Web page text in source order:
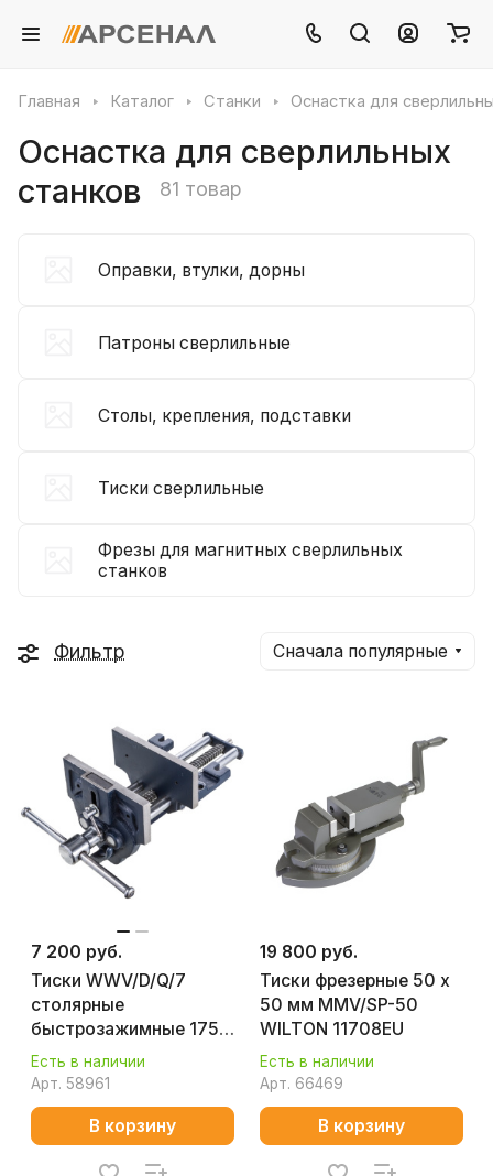
Главная Каталог Станки Оснастка для
Оснастка для сверлильных
станков
81 товар
Оправки, втулки, дорны
Патроны сверлильные
Столы, крепления, подставки
Тиски сверлильные
Фрезы для магнитных сверлильных
станков
Фильтр Сначала популярные
7 200 руб.
Тиски WWV/D/Q/7
столярные
быстрозажимные 175
мм (ст.арт. GR39007)
65020EU
Есть в наличии
Арт. 58961
В корзину
19 800 руб.
Тиски фрезерные 50 x
50 мм МMV/SP-50
WILTON 11708EU
Есть в наличии
Арт. 66469
В корзину